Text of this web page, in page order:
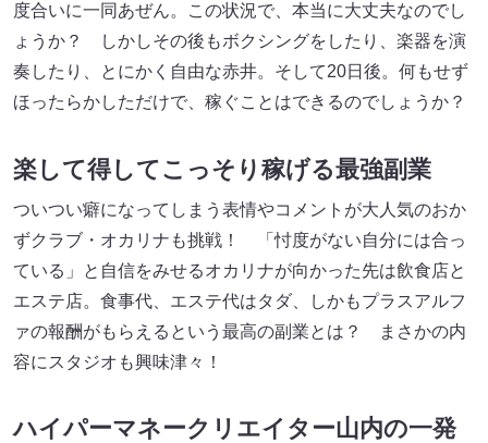
度合いに一同あぜん。この状況で、本当に大丈夫なのでし
ょうか？ しかしその後もボクシングをしたり、楽器を演
奏したり、とにかく自由な赤井。そして20日後。何もせず
ほったらかしただけで、稼ぐことはできるのでしょうか？
楽して得してこっそり稼げる最強副業
ついつい癖になってしまう表情やコメントが大人気のおか
ずクラブ・オカリナも挑戦！ 「忖度がない自分には合っ
ている」と自信をみせるオカリナが向かった先は飲食店と
エステ店。食事代、エステ代はタダ、しかもプラスアルフ
ァの報酬がもらえるという最高の副業とは？ まさかの内
容にスタジオも興味津々！
ハイパーマネークリエイター山内の一発